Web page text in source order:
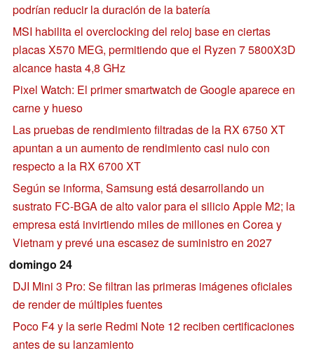
podrían reducir la duración de la batería
MSI habilita el overclocking del reloj base en ciertas
placas X570 MEG, permitiendo que el Ryzen 7 5800X3D
alcance hasta 4,8 GHz
Pixel Watch: El primer smartwatch de Google aparece en
carne y hueso
Las pruebas de rendimiento filtradas de la RX 6750 XT
apuntan a un aumento de rendimiento casi nulo con
respecto a la RX 6700 XT
Según se informa, Samsung está desarrollando un
sustrato FC-BGA de alto valor para el silicio Apple M2; la
empresa está invirtiendo miles de millones en Corea y
Vietnam y prevé una escasez de suministro en 2027
domingo 24
DJI Mini 3 Pro: Se filtran las primeras imágenes oficiales
de render de múltiples fuentes
Poco F4 y la serie Redmi Note 12 reciben certificaciones
antes de su lanzamiento